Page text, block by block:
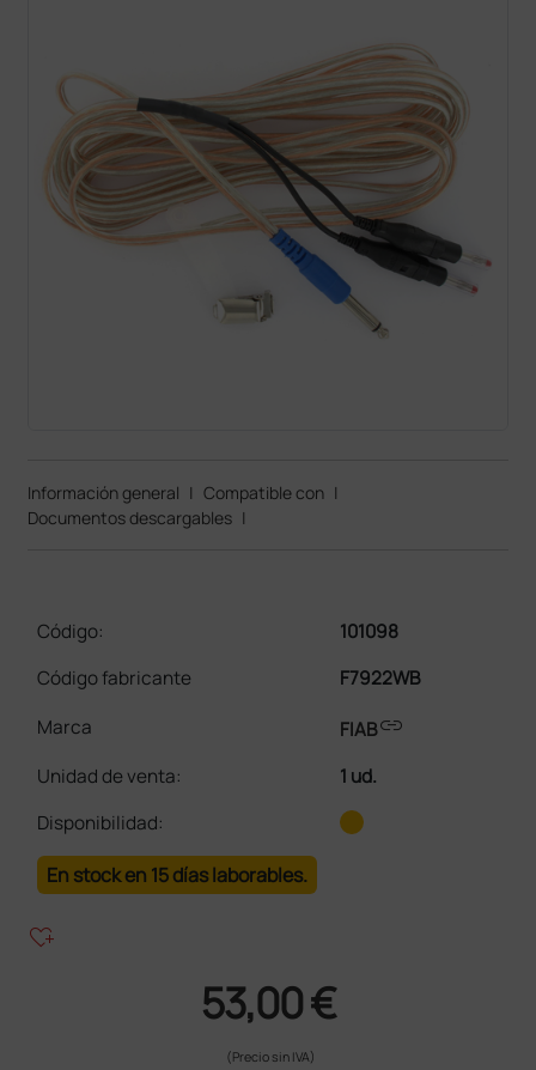
Información general | Compatible con |
Documentos descargables |
Código:
101098
Código fabricante
F7922WB
Marca
FIABlink
Unidad de venta:
1 ud.
Disponibilidad:
En stock en 15 días laborables.
heart_plus
53,00 €
(Precio sin IVA)